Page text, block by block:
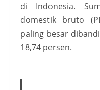
di Indonesia.
domestik bruto
paling besar
18,74 persen.